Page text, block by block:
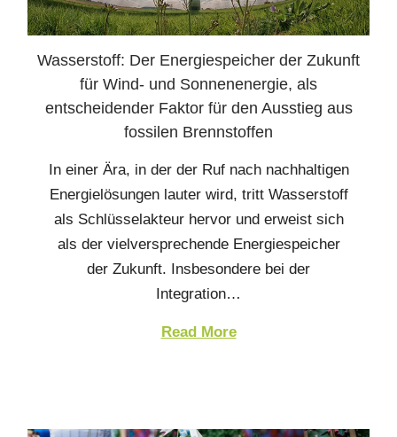
Wasserstoff: Der Energiespeicher der Zukunft
für Wind- und Sonnenenergie, als
entscheidender Faktor für den Ausstieg aus
fossilen Brennstoffen
In einer Ära, in der der Ruf nach nachhaltigen
Energielösungen lauter wird, tritt Wasserstoff
als Schlüsselakteur hervor und erweist sich
als der vielversprechende Energiespeicher
der Zukunft. Insbesondere bei der
Integration…
Read More